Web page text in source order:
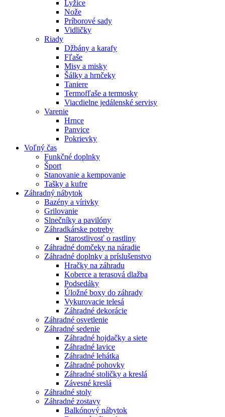
Lyžice
Nože
Príborové sady
Vidličky
Riady
Džbány a karafy
Fľaše
Misy a misky
Šálky a hrnčeky
Taniere
Termofľaše a termosky
Viacdielne jedálenské servisy
Varenie
Hrnce
Panvice
Pokrievky
Voľný čas
Funkčné doplnky
Šport
Stanovanie a kempovanie
Tašky a kufre
Záhradný nábytok
Bazény a vírivky
Grilovanie
Slnečníky a pavilóny
Záhradkárske potreby
Starostlivosť o rastliny
Záhradné domčeky na náradie
Záhradné doplnky a príslušenstvo
Hračky na záhradu
Koberce a terasová dlažba
Podsedáky
Úložné boxy do záhrady
Vykurovacie telesá
Záhradné dekorácie
Záhradné osvetlenie
Záhradné sedenie
Záhradné hojdačky a siete
Záhradné lavice
Záhradné lehátka
Záhradné pohovky
Záhradné stoličky a kreslá
Závesné kreslá
Záhradné stoly
Záhradné zostavy
Balkónový nábytok